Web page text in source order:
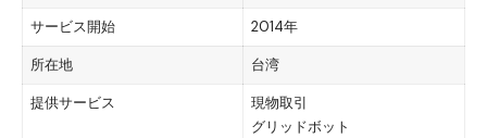
サービス開始 2014年
所在地 台湾
提供サービス
現物取引
グリッドボット